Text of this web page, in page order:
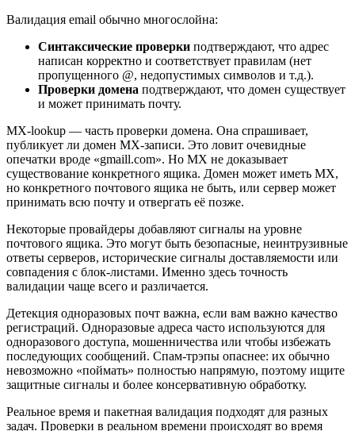
Валидация email обычно многослойна:
Синтаксические проверки подтверждают, что адрес
написан корректно и соответствует правилам (нет
пропущенного @, недопустимых символов и т.д.).
Проверки домена подтверждают, что домен существует
и может принимать почту.
MX‑lookup — часть проверки домена. Она спрашивает,
публикует ли домен MX‑записи. Это ловит очевидные
опечатки вроде «gmaill.com». Но MX не доказывает
существование конкретного ящика. Домен может иметь MX,
но конкретного почтового ящика не быть, или сервер может
принимать всю почту и отвергать её позже.
Некоторые провайдеры добавляют сигналы на уровне
почтового ящика. Это могут быть безопасные, неинтрузивные
ответы серверов, исторические сигналы доставляемости или
совпадения с блок‑листами. Именно здесь точность
валидации чаще всего и различается.
Детекция одноразовых почт важна, если вам важно качество
регистраций. Одноразовые адреса часто используются для
одноразового доступа, мошенничества или чтобы избежать
последующих сообщений. Спам‑трэпы опаснее: их обычно
невозможно «поймать» полностью напрямую, поэтому ищите
защитные сигналы и более консервативную обработку.
Реальное время и пакетная валидация подходят для разных
задач. Проверки в реальном времени происходят во время